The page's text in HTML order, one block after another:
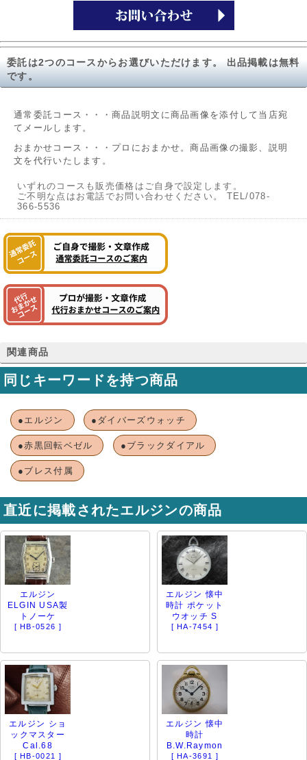
委託は2つのコースからお選びいただけます。 出品掲載は無料
です。
通常委託コース・・・商品説明文に商品画像を添付して当店宛
てメールします。
おまかせコース・・・プロにおまかせ。商品画像の撮影、説明
文を代行いたします。
いずれのコースも販売価格はご自身で設定します。
ご不明な点はお電話でお問い合わせください。 TEL/078-
366-5536
関連商品
同じキーワードを持つ商品
●エルジン ●ダイバーズウォッチ
●赤黒回転ベゼル ●ブラックダイアル
●ブレス付属
直近に掲載されたエルジンの商品
エルジン
ELGIN USA製
トノーケ
[ HB-0526 ]
エルジン 懐中
時計 ポケット
ウオッチ S
[ HA-7454 ]
エルジン ショ
ックマスター
Cal.68
[ HB-0021 ]
エルジン 懐中
時計
B.W.Raymon
[ HA-3691 ]